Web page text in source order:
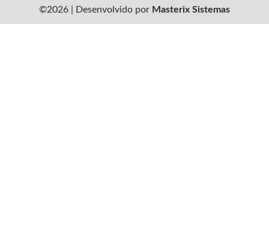
©2026 | Desenvolvido por Masterix Sistemas